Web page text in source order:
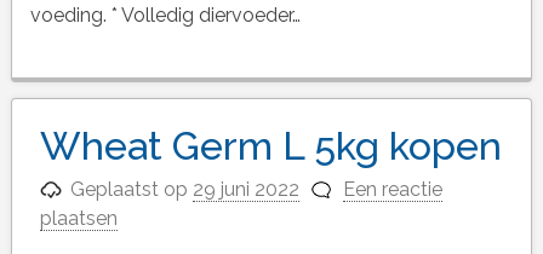
voeding. * Volledig diervoeder…
Wheat Germ L 5kg kopen
Geplaatst op 29 juni 2022
Een reactie
plaatsen